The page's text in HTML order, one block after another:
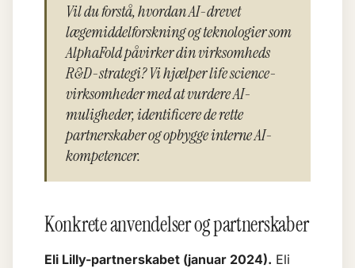
Vil du forstå, hvordan AI-drevet
lægemiddelforskning og teknologier som
AlphaFold påvirker din virksomheds
R&D-strategi? Vi hjælper life science-
virksomheder med at vurdere AI-
muligheder, identificere de rette
partnerskaber og opbygge interne AI-
kompetencer.
Konkrete anvendelser og partnerskaber
Eli Lilly-partnerskabet (januar 2024). Eli